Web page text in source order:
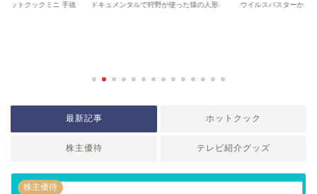
ホットクックミニ 手抜 ドキュメンタルで狩野が使った猿の人形 ウイルスバスターから
最新記事 ホットクック
株主優待 テレビ紹介グッズ
株主優待